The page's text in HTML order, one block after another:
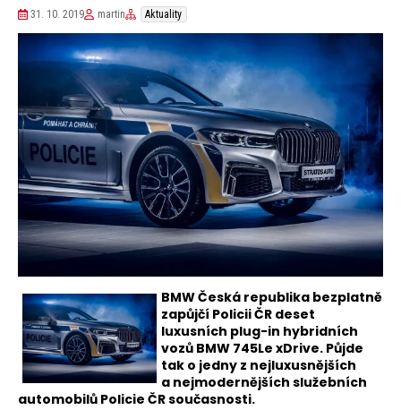
31. 10. 2019 martin Aktuality
BMW Česká republika bezplatně
zapůjčí Policii ČR deset
luxusních plug-in hybridních
vozů BMW 745Le xDrive. Půjde
tak o jedny z nejluxusnějších
a nejmodernějších služebních
automobilů Policie ČR současnosti.